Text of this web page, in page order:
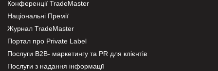
Конференції TradeMaster
Національні Премії
Журнал TradeMaster
Портал про Private Label
Послуги В2В- маркетингу та PR для клієнтів
Послуги з надання інформації